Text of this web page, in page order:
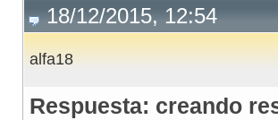
18/12/2015, 12:54
alfa18
Respuesta: creando